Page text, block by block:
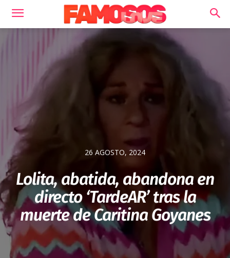
26 AGOSTO, 2024
Lolita, abatida, abandona en
directo ‘TardeAR’ tras la
muerte de Caritina Goyanes